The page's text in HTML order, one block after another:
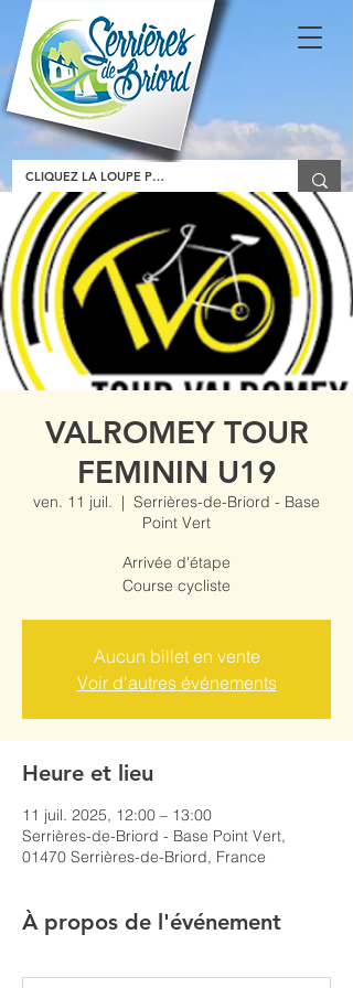
VALROMEY TOUR
FEMININ U19
ven. 11 juil.
  |
Serrières-de-Briord - Base
Point Vert
Arrivée d'étape
Course cycliste
Aucun billet en vente
Voir d'autres événements
Heure et lieu
11 juil. 2025, 12:00 – 13:00
Serrières-de-Briord - Base Point Vert,
01470 Serrières-de-Briord, France
À propos de l'événement